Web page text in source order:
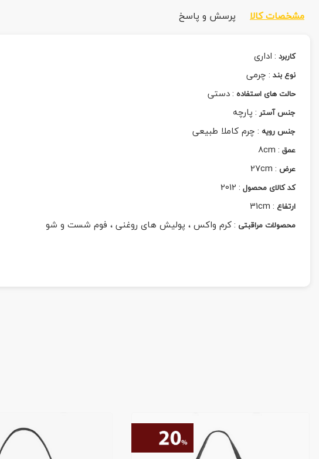
مشخصات کالا پرسش و پاسخ
کاربرد :اداری
نوع بند :چرمی
حالت های استفاده :دستی
جنس آستر :پارچه
جنس رویه :چرم کاملا طبیعی
عمق :
8cm
عرض :
27cm
کد کالای محصول :
2012
ارتفاع :
31cm
محصولات مراقبتی :کرم واکس ، پولیش های روغنی ، فوم شست و شو